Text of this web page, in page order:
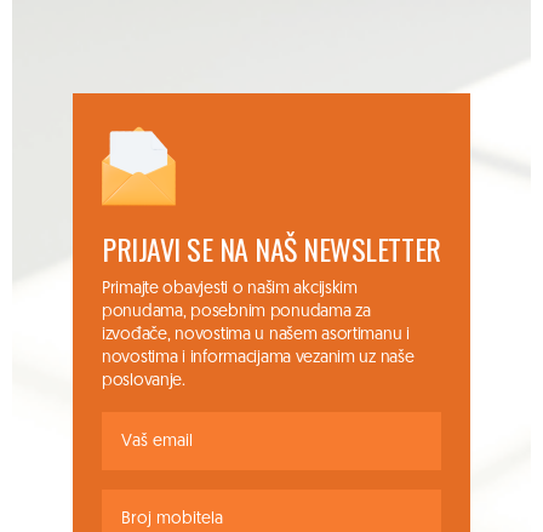
PRIJAVI SE NA NAŠ NEWSLETTER
Primajte obavjesti o našim akcijskim
ponudama, posebnim ponudama za
izvođače, novostima u našem asortimanu i
novostima i informacijama vezanim uz naše
poslovanje.